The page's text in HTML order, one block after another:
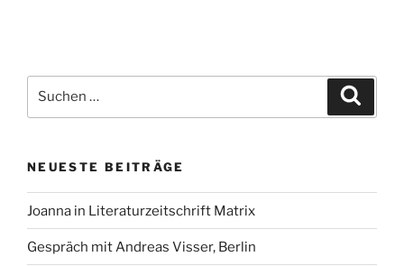
nach:
NEUESTE BEITRÄGE
Joanna in Literaturzeitschrift Matrix
Gespräch mit Andreas Visser, Berlin